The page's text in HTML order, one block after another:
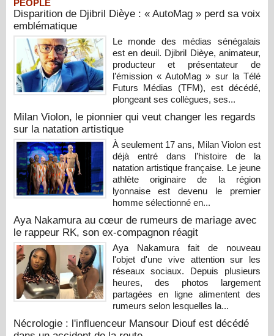
PEOPLE
Disparition de Djibril Dièye : « AutoMag » perd sa voix
emblématique
Le monde des médias sénégalais
est en deuil. Djibril Dièye, animateur,
producteur et présentateur de
l’émission « AutoMag » sur la Télé
Futurs Médias (TFM), est décédé,
plongeant ses collègues, ses...
Milan Violon, le pionnier qui veut changer les regards
sur la natation artistique
À seulement 17 ans, Milan Violon est
déjà entré dans l’histoire de la
natation artistique française. Le jeune
athlète originaire de la région
lyonnaise est devenu le premier
homme sélectionné en...
Aya Nakamura au cœur de rumeurs de mariage avec
le rappeur RK, son ex-compagnon réagit
Aya Nakamura fait de nouveau
l'objet d'une vive attention sur les
réseaux sociaux. Depuis plusieurs
heures, des photos largement
partagées en ligne alimentent des
rumeurs selon lesquelles la...
Nécrologie : l'influenceur Mansour Diouf est décédé